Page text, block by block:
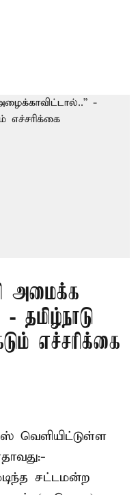
அமைக்க
தமிழ்நாடு
எச்சரிக்கை
வெளியிட்டுள்ள
சட்டமன்ற